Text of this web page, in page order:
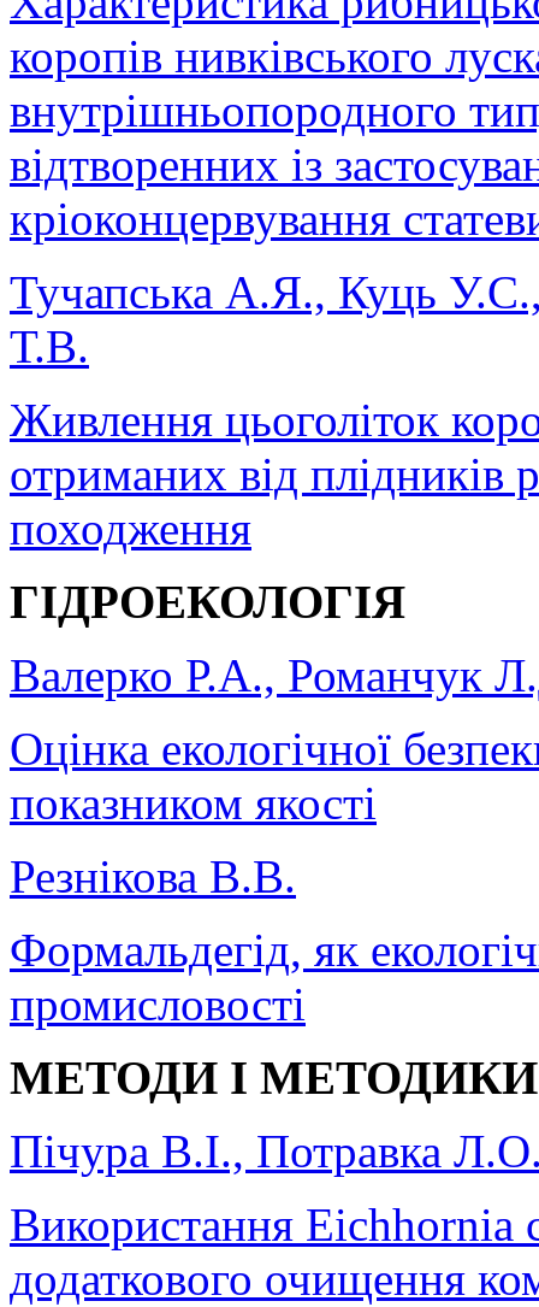
коропів нивківського
внутрішньопородного
відтворенних із
кріоконцервування
Тучапська А.Я., Куць
Т.В.
Живлення цьоголіток
отриманих від плідників
походження
ГІДРОЕКОЛОГІЯ
Валерко Р.А., Романчук
Оцінка екологічної
показником якості
Резнікова В.В.
Формальдегід, як
промисловості
МЕТОДИ І МЕТОДИКИ
Пічура В.І., Потравка
Використання Eichhornia
додаткового очищення